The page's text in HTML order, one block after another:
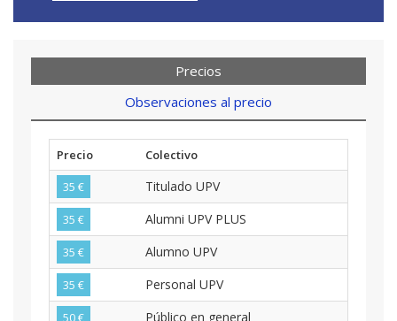
Precios
Observaciones al precio
Precio
Colectivo
35 €
Titulado UPV
35 € Alumni UPV PLUS
35 € Alumno UPV
35 € Personal UPV
50 € Público en general